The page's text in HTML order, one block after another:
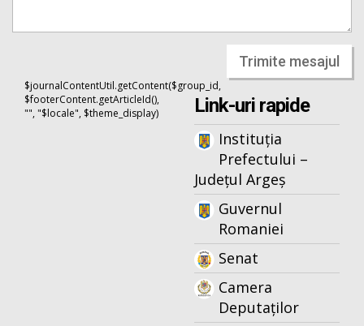
Trimite mesajul
$journalContentUtil.getContent($group_id,
$footerContent.getArticleId(),
"", "$locale", $theme_display)
Link-uri rapide
Instituția
Prefectului –
Județul Argeș
Guvernul
Romaniei
Senat
Camera
Deputaților